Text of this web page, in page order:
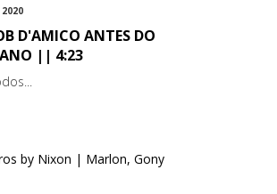
D'AMICO ANTES DO
|| 4:23